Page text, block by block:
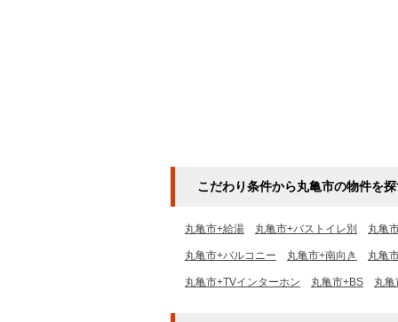
こだわり条件から丸亀市の物件を
丸亀市+給湯 丸亀市+バストイレ別 丸亀
丸亀市+バルコニー 丸亀市+南向き 丸亀
丸亀市+TVインターホン 丸亀市+BS 丸